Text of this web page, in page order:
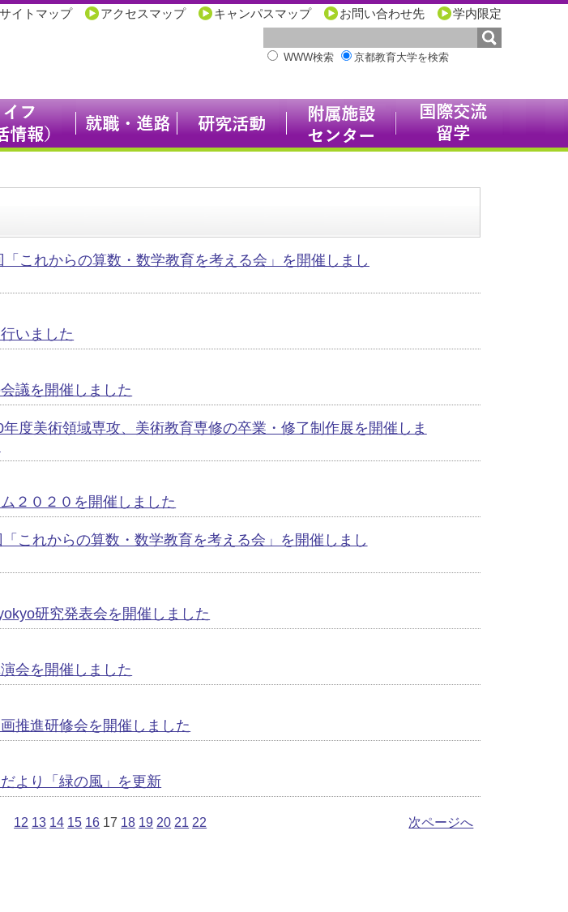
サイトマップ アクセスマップ キャンパスマップ お問い合わせ先 学内限定
WWW検索 京都教育大学を検索
「これからの算数・数学教育を考える会」を開催しまし
いました
議を開催しました
年度美術領域専攻、美術教育専修の卒業・修了制作展を開催しま
２０２０を開催しました
これからの算数・数学教育を考える会」を開催しまし
研究発表会を開催しました
会を開催しました
推進研修会を開催しました
より「緑の風」を更新
12 13 14 15 16 17 18 19 20 21 22 次ページへ